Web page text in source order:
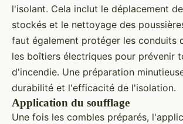
l'isolant. Cela inclut le déplacement
stockés et le nettoyage des
faut également protéger les conduits
les boîtiers électriques pour prévenir
d'incendie. Une préparation
durabilité et l'efficacité de l'isolation.
Application du soufflage
Une fois les combles préparés,